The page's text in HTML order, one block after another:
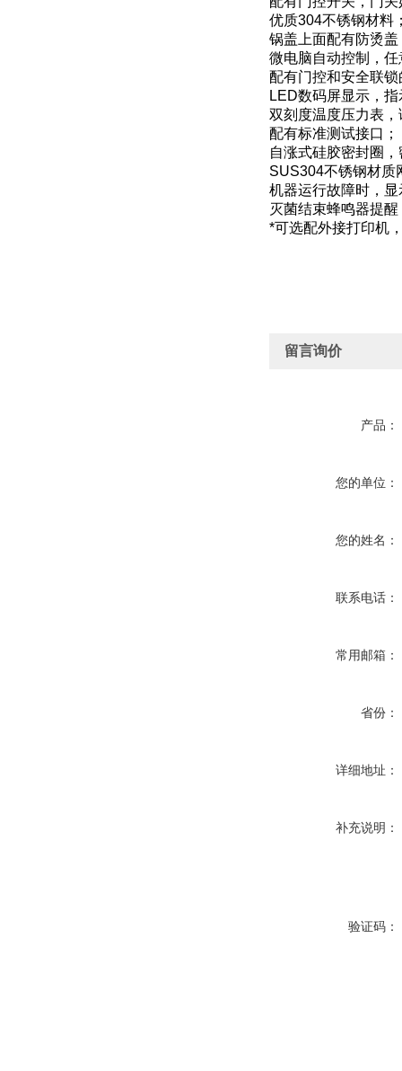
优质304不锈钢材料
锅盖上面配有防烫
微电脑自动控制，
配有门控和安全联
LED数码屏显示，
双刻度温度压力表
配有标准测试接口；
自涨式硅胶密封圈
SUS304不锈钢材质
机器运行故障时，
灭菌结束蜂鸣器提
*可选配外接打印机
留言询价
产品：
您的单位：
您的姓名：
联系电话：
常用邮箱：
省份：
详细地址：
补充说明：
验证码：